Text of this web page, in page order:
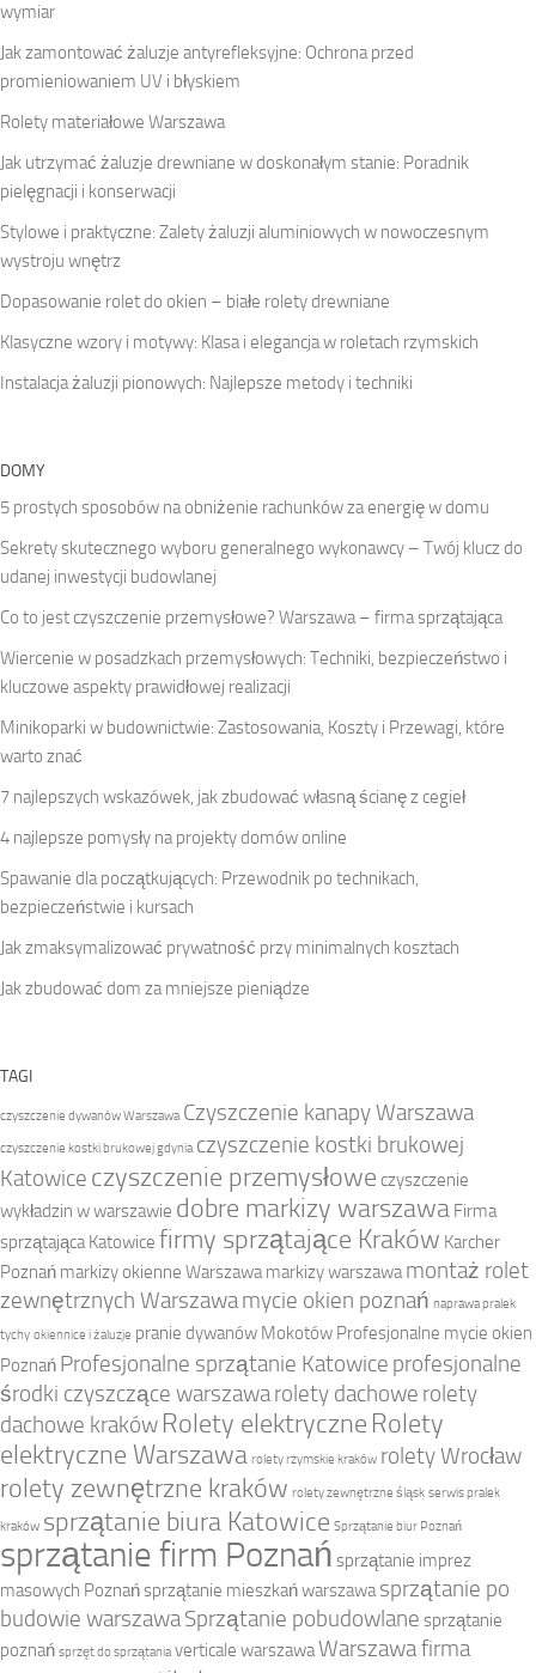
wymiar
Jak zamontować żaluzje antyrefleksyjne: Ochrona przed
promieniowaniem UV i błyskiem
Rolety materiałowe Warszawa
Jak utrzymać żaluzje drewniane w doskonałym stanie: Poradnik
pielęgnacji i konserwacji
Stylowe i praktyczne: Zalety żaluzji aluminiowych w nowoczesnym
wystroju wnętrz
Dopasowanie rolet do okien – białe rolety drewniane
Klasyczne wzory i motywy: Klasa i elegancja w roletach rzymskich
Instalacja żaluzji pionowych: Najlepsze metody i techniki
DOMY
5 prostych sposobów na obniżenie rachunków za energię w domu
Sekrety skutecznego wyboru generalnego wykonawcy – Twój klucz do
udanej inwestycji budowlanej
Co to jest czyszczenie przemysłowe? Warszawa – firma sprzątająca
Wiercenie w posadzkach przemysłowych: Techniki, bezpieczeństwo i
kluczowe aspekty prawidłowej realizacji
Minikoparki w budownictwie: Zastosowania, Koszty i Przewagi, które
warto znać
7 najlepszych wskazówek, jak zbudować własną ścianę z cegieł
4 najlepsze pomysły na projekty domów online
Spawanie dla początkujących: Przewodnik po technikach,
bezpieczeństwie i kursach
Jak zmaksymalizować prywatność przy minimalnych kosztach
Jak zbudować dom za mniejsze pieniądze
TAGI
czyszczenie dywanów Warszawa Czyszczenie kanapy Warszawa
czyszczenie kostki brukowej gdynia czyszczenie kostki brukowej
Katowice czyszczenie przemysłowe czyszczenie
wykładzin w warszawie dobre markizy warszawa Firma
sprzątająca Katowice firmy sprzątające Kraków Karcher
Poznań markizy okienne Warszawa markizy warszawa montaż rolet
zewnętrznych Warszawamycie okien poznań naprawa pralek
tychy okiennice i żaluzje pranie dywanów Mokotów Profesjonalne mycie okien
Poznań Profesjonalne sprzątanie Katowice profesjonalne
środki czyszczące warszawarolety dachowe rolety
dachowe kraków Rolety elektryczne Rolety
elektryczne Warszawa rolety rzymskie kraków rolety Wrocław
rolety zewnętrzne kraków rolety zewnętrzne śląsk serwis pralek
kraków sprzątanie biura Katowice Sprzątanie biur Poznań
sprzątanie firm Poznań sprzątanie imprez
masowych Poznańsprzątanie mieszkań warszawa sprzątanie po
budowie warszawaSprzątanie pobudowlane sprzątanie
poznań sprzęt do sprzątania verticale warszawaWarszawa firma